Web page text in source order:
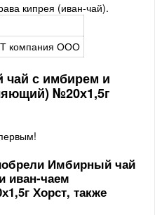
кипрея (иван-чай).
компания ООО
с имбирем и
№20х1,5г
Имбирный чай
иван-чаем
Хорст, также